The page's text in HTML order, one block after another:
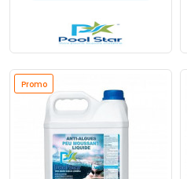
Promo